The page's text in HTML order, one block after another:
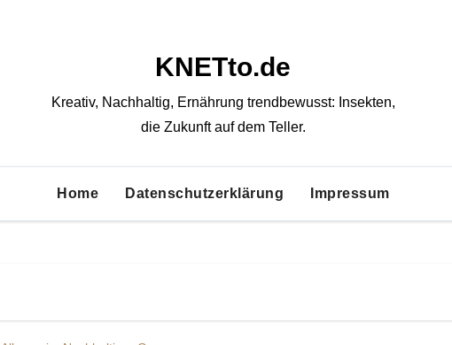
KNETto.de
Kreativ, Nachhaltig, Ernährung trendbewusst: Insekten,
die Zukunft auf dem Teller.
Home Datenschutzerklärung Impressum